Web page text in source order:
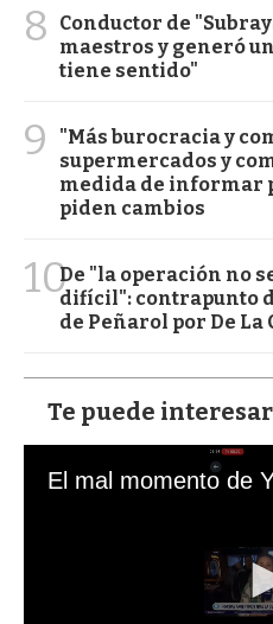
8
Conductor de
maestros y generó
tiene sentido"
9
"Más burocracia y
supermercados y
medida de informar
piden cambios
10De "la operación no
difícil": contrapunto
de Peñarol por De La
Te puede interesar